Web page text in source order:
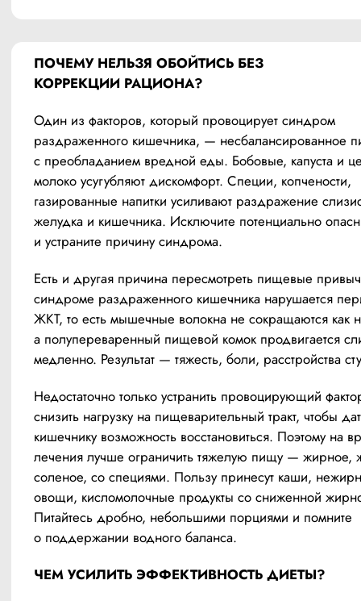
ПОЧЕМУ НЕЛЬЗЯ ОБОЙТИСЬ БЕЗ
КОРРЕКЦИИ РАЦИОНА?
Один из факторов, который провоцирует синдром
раздраженного кишечника, — несбалансированное
с преобладанием вредной еды. Бобовые, капуста и
молоко усугубляют дискомфорт. Специи, копчености,
газированные напитки усиливают раздражение
желудка и кишечника. Исключите потенциально
и устраните причину синдрома.
Есть и другая причина пересмотреть пищевые
синдроме раздраженного кишечника нарушается
ЖКТ, то есть мышечные волокна не сокращаются как
а полупереваренный пищевой комок продвигается
медленно. Результат — тяжесть, боли, расстройства
Недостаточно только устранить провоцирующий
снизить нагрузку на пищеварительный тракт, чтобы
кишечнику возможность восстановиться. Поэтому на
лечения лучше ограничить тяжелую пищу — жирное,
соленое, со специями. Пользу принесут каши,
овощи, кисломолочные продукты со сниженной
Питайтесь дробно, небольшими порциями и помните
о поддержании водного баланса.
ЧЕМ УСИЛИТЬ ЭФФЕКТИВНОСТЬ ДИЕТЫ?